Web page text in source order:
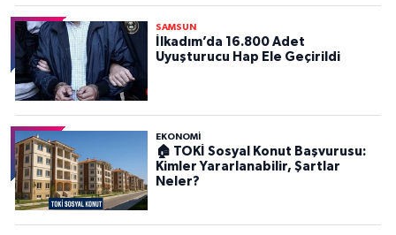
SAMSUN
İlkadım’da 16.800 Adet
Uyuşturucu Hap Ele Geçirildi
EKONOMİ
🏠 TOKİ Sosyal Konut Başvurusu:
Kimler Yararlanabilir, Şartlar
Neler?